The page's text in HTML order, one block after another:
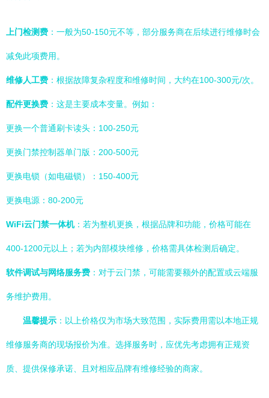
上门检测费 ：一般为50-150元不等，部分服务商在后续进行维修时会
减免此项费用。
维修人工费 ：根据故障复杂程度和维修时间，大约在100-300元/次。
配件更换费 ：这是主要成本变量。例如：
更换一个普通刷卡读头：100-250元
更换门禁控制器单门版：200-500元
更换电锁（如电磁锁）：150-400元
更换电源：80-200元
WiFi云门禁一体机：若为整机更换，根据品牌和功能，价格可能在
400-1200元以上；若为内部模块维修，价格需具体检测后确定。
软件调试与网络服务费 ：对于云门禁，可能需要额外的配置或云端服
务维护费用。
温馨提示 ：以上价格仅为市场大致范围，实际费用需以本地正规
维修服务商的现场报价为准。选择服务时，应优先考虑拥有正规资
质、提供保修承诺、且对相应品牌有维修经验的商家。